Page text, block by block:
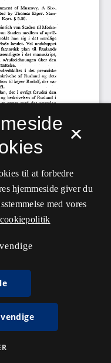
×
til at forbedre
hjemmeside giver du
med vores